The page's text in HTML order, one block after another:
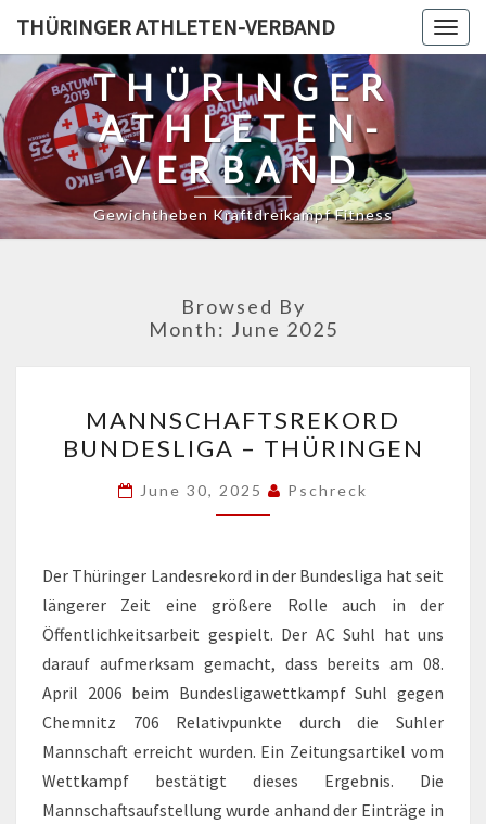
content
THÜRINGER ATHLETEN-VERBAND
THÜRINGER
ATHLETEN-
VERBAND
Gewichtheben Kraftdreikampf Fitness
Browsed By
Month: June 2025
BUNDESLIGA
–
THÜRINGEN
MANNSCHAFTSREKORD
BUNDESLIGA – THÜRINGEN
June 30, 2025 Pschreck
Der Thüringer Landesrekord in der Bundesliga hat seit
längerer Zeit eine größere Rolle auch in der
Öffentlichkeitsarbeit gespielt. Der AC Suhl hat uns
darauf aufmerksam gemacht, dass bereits am 08.
April 2006 beim Bundesligawettkampf Suhl gegen
Chemnitz 706 Relativpunkte durch die Suhler
Mannschaft erreicht wurden. Ein Zeitungsartikel vom
Wettkampf bestätigt dieses Ergebnis. Die
Mannschaftsaufstellung wurde anhand der Einträge in